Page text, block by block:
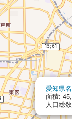
愛知県
面積:
人口総